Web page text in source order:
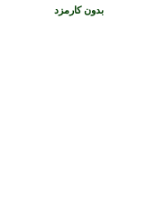
بدون کارمزد